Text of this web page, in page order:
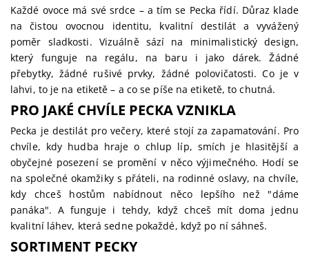
Každé ovoce má své srdce – a tím se Pecka řídí. Důraz klade
na čistou ovocnou identitu, kvalitní destilát a vyvážený
poměr sladkosti. Vizuálně sází na minimalistický design,
který funguje na regálu, na baru i jako dárek. Žádné
přebytky, žádné rušivé prvky, žádné polovičatosti. Co je v
lahvi, to je na etiketě – a co se píše na etiketě, to chutná.
PRO JAKÉ CHVÍLE PECKA VZNIKLA
Pecka je destilát pro večery, které stojí za zapamatování. Pro
chvíle, kdy hudba hraje o chlup líp, smích je hlasitější a
obyčejné posezení se promění v něco výjimečného. Hodí se
na společné okamžiky s přáteli, na rodinné oslavy, na chvíle,
kdy chceš hostům nabídnout něco lepšího než "dáme
panáka". A funguje i tehdy, když chceš mít doma jednu
kvalitní láhev, která sedne pokaždé, když po ní sáhneš.
SORTIMENT PECKY